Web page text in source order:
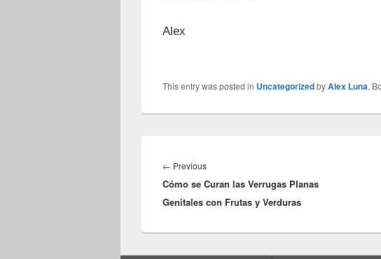
Alex
This entry was posted in UncategorizedbyAlex Luna.
de
entradas
← PreviousPrevious
post:
Cómo se Curan las Verrugas Planas
Genitales con Frutas y Verduras